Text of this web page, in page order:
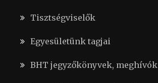
Tisztségviselők
Egyesületünk tagjai
BHT jegyzőkönyvek, meghívók